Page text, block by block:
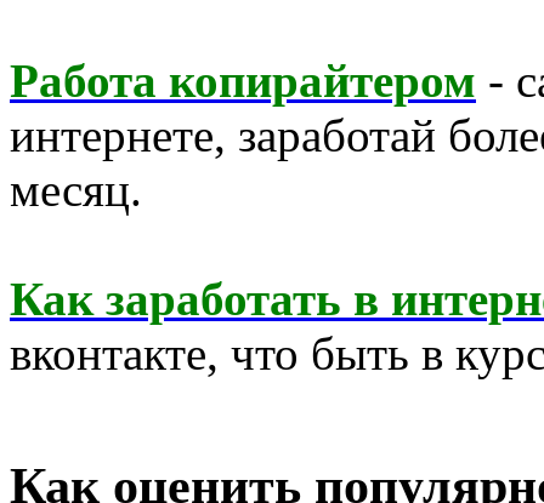
Работа копирайтером -
интернете, заработай
месяц.
Как заработать в
вконтакте, что быть в
Как оценить